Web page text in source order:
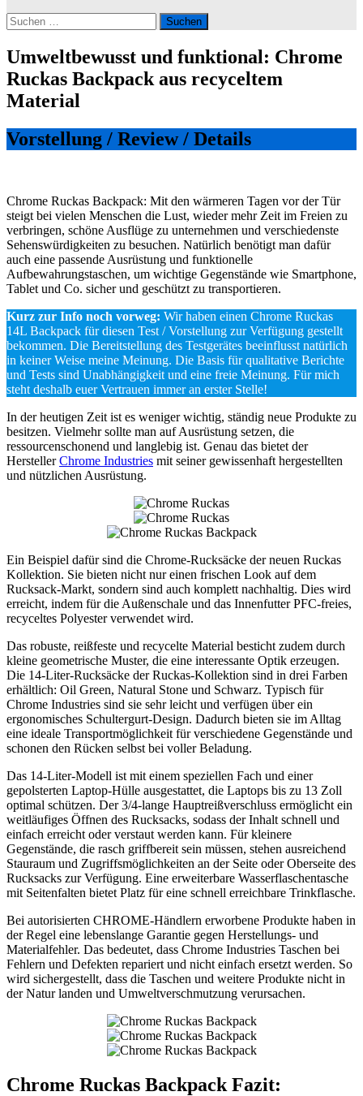
Suchen
nach:
Umweltbewusst und funktional: Chrome
Ruckas Backpack aus recyceltem
Material
Vorstellung / Review / Details
Chrome Ruckas Backpack: Mit den wärmeren Tagen vor der Tür
steigt bei vielen Menschen die Lust, wieder mehr Zeit im Freien zu
verbringen, schöne Ausflüge zu unternehmen und verschiedenste
Sehenswürdigkeiten zu besuchen. Natürlich benötigt man dafür
auch eine passende Ausrüstung und funktionelle
Aufbewahrungstaschen, um wichtige Gegenstände wie Smartphone,
Tablet und Co. sicher und geschützt zu transportieren.
Kurz zur Info noch vorweg: Wir haben einen Chrome Ruckas
14L Backpack für diesen Test / Vorstellung zur Verfügung gestellt
bekommen. Die Bereitstellung des Testgerätes beeinflusst natürlich
in keiner Weise meine Meinung. Die Basis für qualitative Berichte
und Tests sind Unabhängigkeit und eine freie Meinung. Für mich
steht deshalb euer Vertrauen immer an erster Stelle!
In der heutigen Zeit ist es weniger wichtig, ständig neue Produkte zu
besitzen. Vielmehr sollte man auf Ausrüstung setzen, die
ressourcenschonend und langlebig ist. Genau das bietet der
HerstellerChrome Industries mit seiner gewissenhaft hergestellten
und nützlichen Ausrüstung.
Ein Beispiel dafür sind die Chrome-Rucksäcke der neuen Ruckas
Kollektion. Sie bieten nicht nur einen frischen Look auf dem
Rucksack-Markt, sondern sind auch komplett nachhaltig. Dies wird
erreicht, indem für die Außenschale und das Innenfutter PFC-freies,
recyceltes Polyester verwendet wird.
Das robuste, reißfeste und recycelte Material besticht zudem durch
kleine geometrische Muster, die eine interessante Optik erzeugen.
Die 14-Liter-Rucksäcke der Ruckas-Kollektion sind in drei Farben
erhältlich: Oil Green, Natural Stone und Schwarz. Typisch für
Chrome Industries sind sie sehr leicht und verfügen über ein
ergonomisches Schultergurt-Design. Dadurch bieten sie im Alltag
eine ideale Transportmöglichkeit für verschiedene Gegenstände und
schonen den Rücken selbst bei voller Beladung.
Das 14-Liter-Modell ist mit einem speziellen Fach und einer
gepolsterten Laptop-Hülle ausgestattet, die Laptops bis zu 13 Zoll
optimal schützen. Der 3/4-lange Hauptreißverschluss ermöglicht ein
weitläufiges Öffnen des Rucksacks, sodass der Inhalt schnell und
einfach erreicht oder verstaut werden kann. Für kleinere
Gegenstände, die rasch griffbereit sein müssen, stehen ausreichend
Stauraum und Zugriffsmöglichkeiten an der Seite oder Oberseite des
Rucksacks zur Verfügung. Eine erweiterbare Wasserflaschentasche
mit Seitenfalten bietet Platz für eine schnell erreichbare Trinkflasche.
Bei autorisierten CHROME-Händlern erworbene Produkte haben in
der Regel eine lebenslange Garantie gegen Herstellungs- und
Materialfehler. Das bedeutet, dass Chrome Industries Taschen bei
Fehlern und Defekten repariert und nicht einfach ersetzt werden. So
wird sichergestellt, dass die Taschen und weitere Produkte nicht in
der Natur landen und Umweltverschmutzung verursachen.
Chrome Ruckas Backpack Fazit: